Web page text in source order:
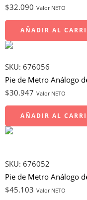
$32.090 Valor NETO
AÑADIR AL
SKU: 676056
Pie de Metro Análogo
$30.947 Valor NETO
AÑADIR AL
SKU: 676052
$45.103 Valor NETO